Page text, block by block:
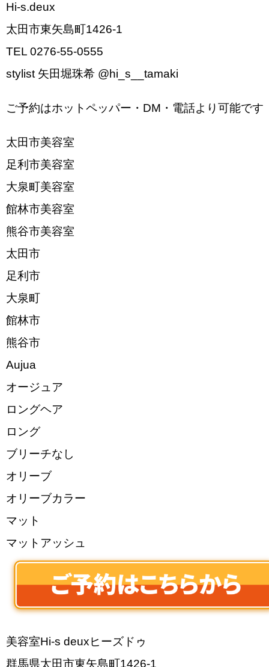
Hi-s.deux
太田市東矢島町1426-1
TEL 0276-55-0555
stylist 矢田堀珠希 @hi_s__tamaki
ご予約はホットペッパー・DM・電話より可能です
太田市美容室
足利市美容室
大泉町美容室
館林市美容室
熊谷市美容室
太田市
足利市
大泉町
館林市
熊谷市
Aujua
オージュア
ロングヘア
ロング
ブリーチなし
オリーブ
オリーブカラー
マット
マットアッシュ
美容室Hi-s deuxヒーズドゥ
群馬県太田市東矢島町1426-1